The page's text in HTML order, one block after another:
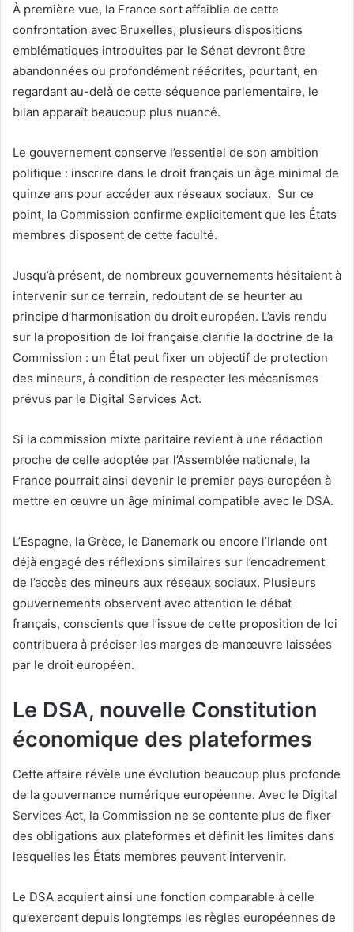
À première vue, la France sort affaiblie de cette
confrontation avec Bruxelles, plusieurs dispositions
emblématiques introduites par le Sénat devront être
abandonnées ou profondément réécrites, pourtant, en
regardant au-delà de cette séquence parlementaire, le
bilan apparaît beaucoup plus nuancé.
Le gouvernement conserve l’essentiel de son ambition
politique : inscrire dans le droit français un âge minimal de
quinze ans pour accéder aux réseaux sociaux. Sur ce
point, la Commission confirme explicitement que les États
membres disposent de cette faculté.
Jusqu’à présent, de nombreux gouvernements hésitaient à
intervenir sur ce terrain, redoutant de se heurter au
principe d’harmonisation du droit européen. L’avis rendu
sur la proposition de loi française clarifie la doctrine de la
Commission : un État peut fixer un objectif de protection
des mineurs, à condition de respecter les mécanismes
prévus par le Digital Services Act.
Si la commission mixte paritaire revient à une rédaction
proche de celle adoptée par l’Assemblée nationale, la
France pourrait ainsi devenir le premier pays européen à
mettre en œuvre un âge minimal compatible avec le DSA.
L’Espagne, la Grèce, le Danemark ou encore l’Irlande ont
déjà engagé des réflexions similaires sur l’encadrement
de l’accès des mineurs aux réseaux sociaux. Plusieurs
gouvernements observent avec attention le débat
français, conscients que l’issue de cette proposition de loi
contribuera à préciser les marges de manœuvre laissées
par le droit européen.
Le DSA, nouvelle Constitution
économique des plateformes
Cette affaire révèle une évolution beaucoup plus profonde
de la gouvernance numérique européenne. Avec le Digital
Services Act, la Commission ne se contente plus de fixer
des obligations aux plateformes et définit les limites dans
lesquelles les États membres peuvent intervenir.
Le DSA acquiert ainsi une fonction comparable à celle
qu’exercent depuis longtemps les règles européennes de